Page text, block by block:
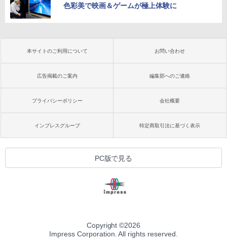
色彩美で映画＆ゲームが極上体験に
本サイトのご利用について お問い合わせ
広告掲載のご案内 編集部へのご連絡
プライバシーポリシー 会社概要
インプレスグループ 特定商取引法に基づく表示
PC版で見る
Copyright ©2026
Impress Corporation. All rights reserved.